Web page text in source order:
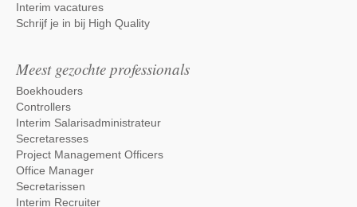
Interim vacatures
Schrijf je in bij High Quality
Meest gezochte professionals
Boekhouders
Controllers
Interim Salarisadministrateur
Secretaresses
Project Management Officers
Office Manager
Secretarissen
Interim Recruiter